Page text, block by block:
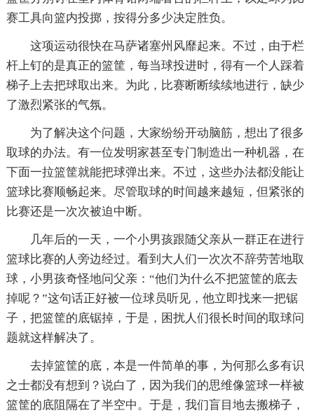
赛工具向篮内投掷，按得分多少决定胜负。
这项运动很快在马萨诸塞州风靡起来。不过，由于栏
杆上钉的是真正的篮筐，每当球投进时，得有一个人踩着
梯子上去把球取出来。为此，比赛断断续续地进行，缺少
了激烈紧张的气氛。
为了解决这个问题，大家纷纷开动脑筋，想出了很多
取球的办法。有一位发明家甚至专门制造出一种机器，在
下面一拉篮筐就能把球弹出来。不过，这些办法都没能让
篮球比赛顺畅起来。尽管取球的时间越来越短，但紧张的
比赛还是一次次被迫中断。
几年后的一天，一个小男孩跟随父亲从一群正在进行
篮球比赛的人旁边经过。看到大人们一次次不辞劳苦地取
球，小男孩奇怪地问父亲：“他们为什么不把篮筐的底去
掉呢？”这句话正好被一位球员听见，他立即找来一把锯
子，把篮筐的底锯掉，于是，困扰人们很长时间的取球问
题就这样解决了。
去掉篮筐的底，本是一件简单的事，为何那么多有识
之士都没有想到？说白了，因为我们的思维像篮球一样被
篮筐的底阻隔在了半空中。于是，我们盲目地去搬梯子，